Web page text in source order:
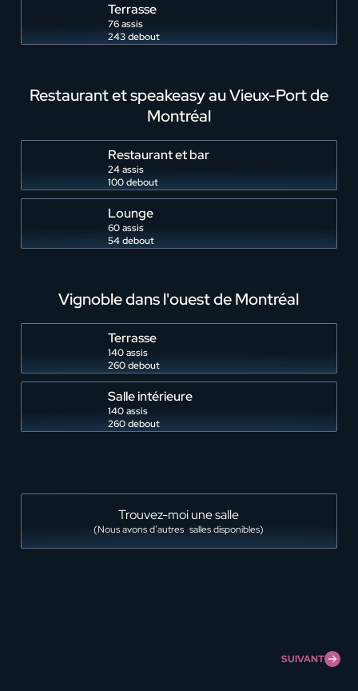
Terrasse
76 assis
243 debout
Restaurant et speakeasy au Vieux-Port de
Montréal
Restaurant et bar
24 assis
100 debout
Lounge
60 assis
54 debout
Vignoble dans l'ouest de Montréal
Terrasse
140 assis
260 debout
Salle intérieure
140 assis
260 debout
une
Trouvez-moi une salle
(Nous avons d’autres salles disponibles)
SUIVANT